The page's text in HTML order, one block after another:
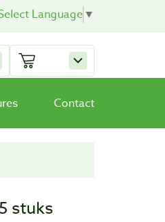
Language▼
Contact
stuks